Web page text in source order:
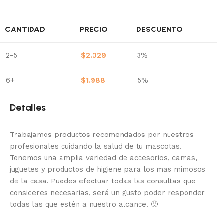
CANTIDAD PRECIO DESCUENTO
2-5 $2.029 3%
6+ $1.988 5%
Detalles
Trabajamos productos recomendados por nuestros
profesionales cuidando la salud de tu mascotas.
Tenemos una amplia variedad de accesorios, camas,
juguetes y productos de higiene para los mas mimosos
de la casa. Puedes efectuar todas las consultas que
consideres necesarias, será un gusto poder responder
todas las que estén a nuestro alcance. 🙂